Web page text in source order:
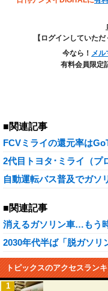
【ログインしていた
今なら！ メル
有料会員限定
■関連記事
FCVミライの還元率は
2代目トヨタ･ミライ（プ
自動運転バス普及でガソ
■関連記事
消えるガソリン車…もう
2030年代半ば「脱ガソリ
トピックスのアクセスラン
1